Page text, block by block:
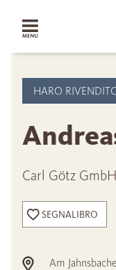
HARO
Carl Götz
SEGNALIBRO
Am